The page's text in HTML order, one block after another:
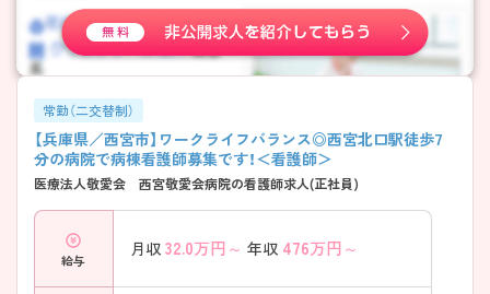
常勤（二交替制）
【兵庫県／西宮市】ワークライフバランス◎西宮北口駅徒歩7
分の病院で病棟看護師募集です！＜看護師＞
医療法人敬愛会 西宮敬愛会病院の看護師求人(正社員)
給与
月収 32.0万円～ 年収 476万円～